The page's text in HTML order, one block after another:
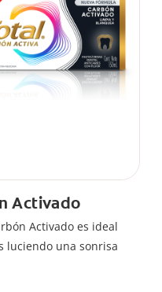
Activado
Activado es ideal
luciendo una sonrisa